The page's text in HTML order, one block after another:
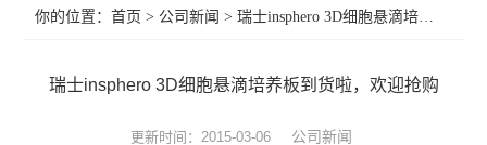
你的位置：首页 > 公司新闻 > 瑞士insphero 3D细胞悬滴培养板到货啦，欢迎抢购
瑞士insphero 3D细胞悬滴培养板到货啦，欢迎抢购
更新时间：2015-03-06 公司新闻